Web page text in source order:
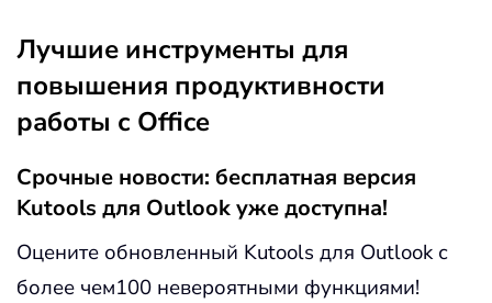
Лучшие инструменты для
повышения продуктивности
работы с Office
Срочные новости: бесплатная версия
Kutools для Outlook уже доступна!
Оцените обновленный Kutools для Outlook с
более чем100 невероятными функциями!